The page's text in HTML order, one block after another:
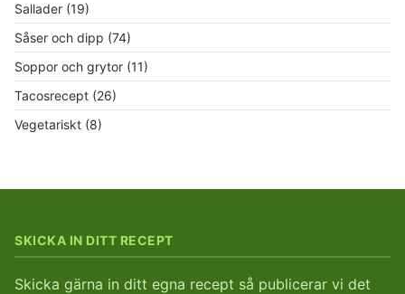
Sallader (19)
Såser och dipp (74)
Soppor och grytor (11)
Tacosrecept (26)
Vegetariskt (8)
SKICKA IN DITT RECEPT
Skicka gärna in ditt egna recept så publicerar vi det